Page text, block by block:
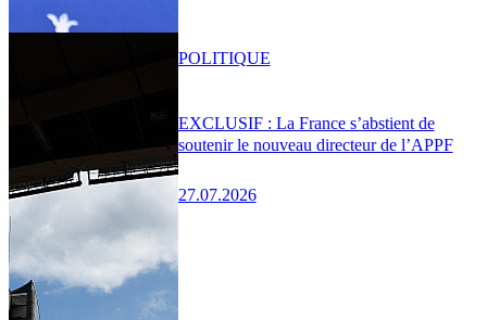
EXCLUSIF : La France s’abstient de
soutenir le nouveau directeur de l’APPF
27.07.2026
POLITIQUE